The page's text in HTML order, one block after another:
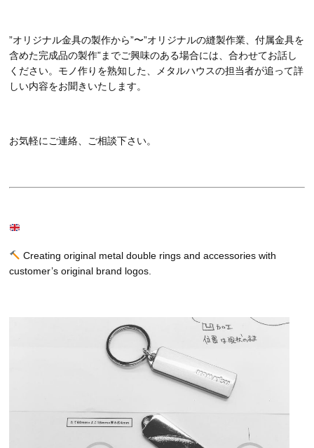
”オリジナル金具の製作から”〜”オリジナルの縫製作業、付属金具を
含めた完成品の製作”までご興味のある場合には、合わせてお話し
ください。モノ作りを熟知した、メタルハウスの担当者が追って詳
しい内容をお聞きいたします。
お気軽にご連絡、ご相談下さい。
Creating original metal double rings and accessories with
customer’s original brand logos.